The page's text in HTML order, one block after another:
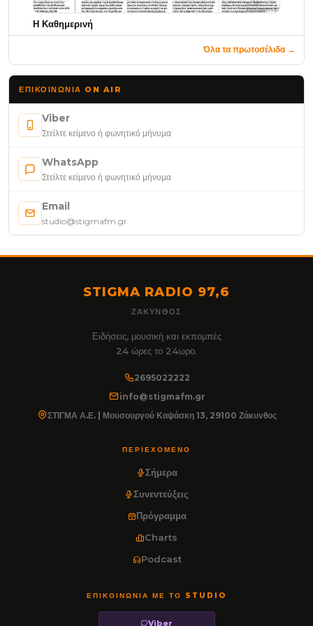
Η Καθημερινή
Όλα τα πρωτοσέλιδα →
ΕΠΙΚΟΙΝΩΝΊΑ ON AIR
Viber
Στείλτε κείμενο ή φωνητικό μήνυμα
WhatsApp
Στείλτε κείμενο ή φωνητικό μήνυμα
Email
studio@stigmafm.gr
STIGMA RADIO 97,6
ΖΆΚΥΝΘΟΣ
Ειδήσεις, μουσική και εκπομπές
24 ώρες το 24ωρο.
2695022222
info@stigmafm.gr
ΣΤΙΓΜΑ Α.Ε. | Μουσουργού Καψάσκη 13, 29100 Ζάκυνθος
ΠΕΡΙΕΧΌΜΕΝΟ
Σήμερα
Συνεντεύξεις
Πρόγραμμα
Charts
Podcast
ΕΠΙΚΟΙΝΩΝΊΑ ΜΕ ΤΟ STUDIO
Viber